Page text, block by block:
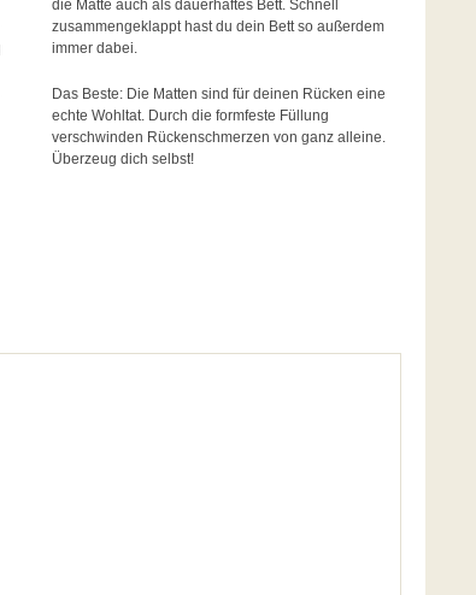
die Matte auch als dauerhaftes Bett. Schnell
zusammengeklappt hast du dein Bett so außerdem
immer dabei.
Das Beste: Die Matten sind für deinen Rücken eine
echte Wohltat. Durch die formfeste Füllung
verschwinden Rückenschmerzen von ganz alleine.
Überzeug dich selbst!